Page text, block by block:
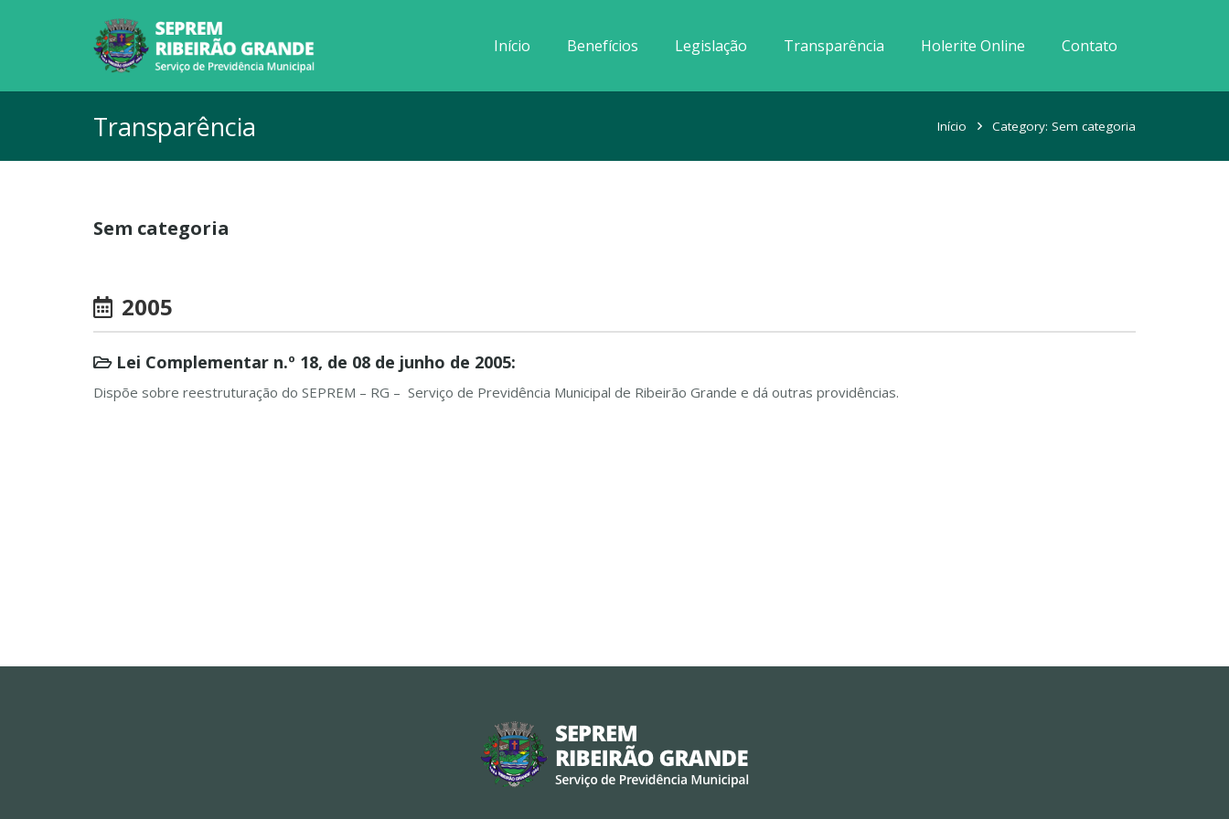
Início Benefícios Legislação Transparência Holerite Online Contato
Transparência Início Category: Sem categoria
Sem categoria
2005
Lei Complementar n.º 18, de 08 de junho de 2005:
Dispõe sobre reestruturação do SEPREM – RG – Serviço de Previdência Municipal de Ribeirão Grande e dá outras providências.